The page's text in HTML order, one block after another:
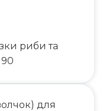
риби та
90